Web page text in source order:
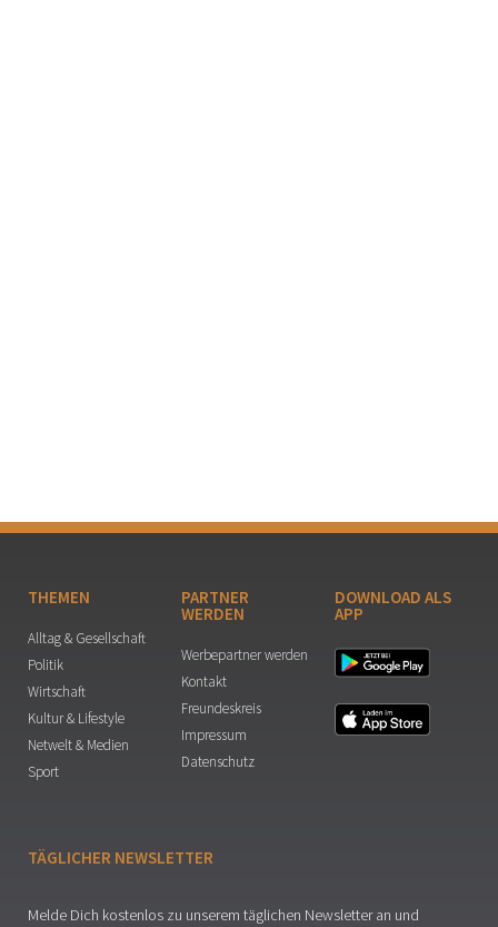
THEMEN
Alltag & Gesellschaft
Politik
Wirtschaft
Kultur & Lifestyle
Netwelt & Medien
Sport
PARTNER
WERDEN
Werbepartner werden
Kontakt
Freundeskreis
Impressum
Datenschutz
DOWNLOAD ALS
APP
TÄGLICHER NEWSLETTER
Melde Dich kostenlos zu unserem täglichen Newsletter an und